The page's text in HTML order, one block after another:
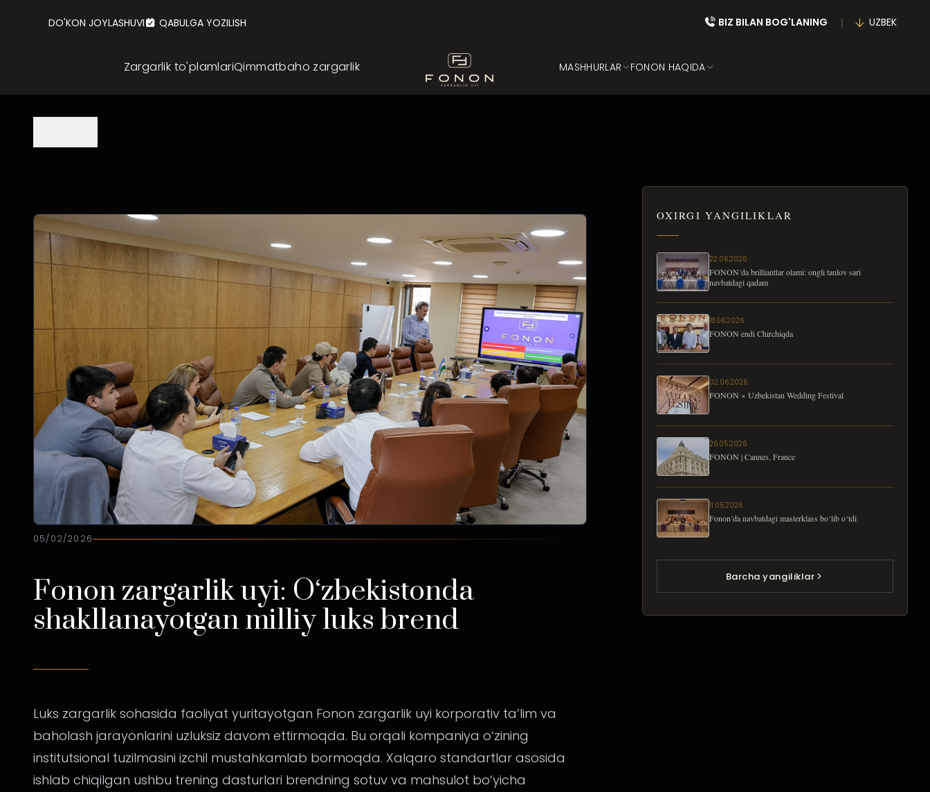
DO'KON JOYLASHUVI QABULGA YOZILISH BIZ BILAN BOG'LANING UZBEK
Zargarlik to'plamlariQimmatbaho zargarlik MASHHURLAR FONON HAQIDA
05/02/2026
Fonon zargarlik uyi: O‘zbekistonda
shakllanayotgan milliy luks brend
Luks zargarlik sohasida faoliyat yuritayotgan Fonon zargarlik uyi korporativ ta’lim va
baholash jarayonlarini uzluksiz davom ettirmoqda. Bu orqali kompaniya o‘zining
institutsional tuzilmasini izchil mustahkamlab bormoqda. Xalqaro standartlar asosida
ishlab chiqilgan ushbu trening dasturlari brendning sotuv va mahsulot bo‘yicha
OXIRGI YANGILIKLAR
22.06.2026
FONON’da brilliantlar olami: ongli tanlov sari
navbatdagi qadam
18.06.2026
FONON endi Chirchiqda
02.06.2026
FONON × Uzbekistan Wedding Festival
26.05.2026
FONON | Cannes, France
11.05.2026
Fonon’da navbatdagi masterklass bo‘lib o‘tdi
Barcha yangiliklar